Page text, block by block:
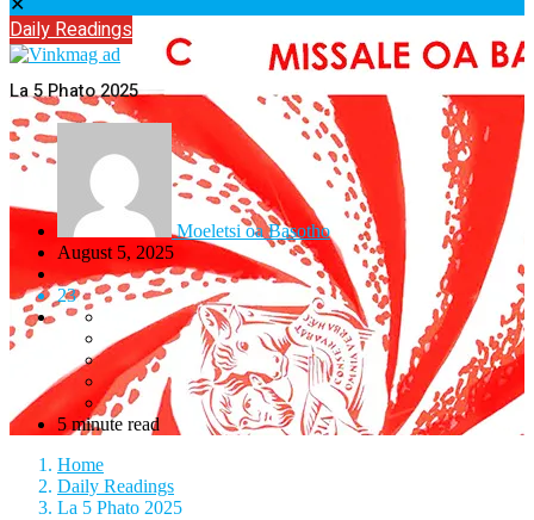
✕
Daily Readings
La 5 Phato 2025
Moeletsi oa Basotho
August 5, 2025
23
5 minute read
Home
Daily Readings
La 5 Phato 2025